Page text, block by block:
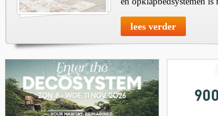
lees verder